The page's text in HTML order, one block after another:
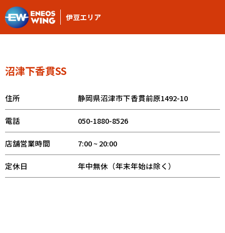
伊豆エリア
沼津下香貫SS
住所 静岡県沼津市下香貫前原1492-10
電話 050-1880-8526
店舗営業時間 7:00 ~ 20:00
定休日 年中無休（年末年始は除く）